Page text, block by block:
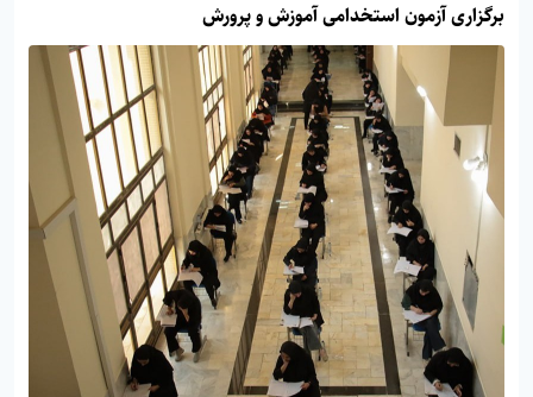
برگزاری آزمون استخدامی آموزش‌ و پرورش